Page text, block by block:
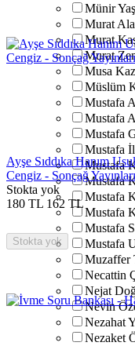
Münir
Murat
Murat
Murat
Musa
Müslüm
Mustafa
Mustafa
Mustafa
Mustafa
Mustafa
Mustafa
Mustafa
Mustafa
Mustafa
Mustafa
Muzaffer
Necattin
Nejat
Nevin
Nezahat
Nezaket
Ayşe Sıddıka Hanım
Cengiz - Sonçağ Yayınları
Stokta yok
180 TL 162 TL
Stokta yok